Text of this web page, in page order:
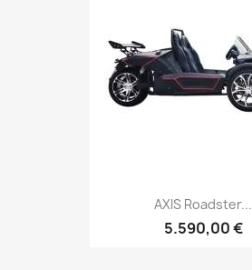
AXIS Roadster...
5.590,00 €